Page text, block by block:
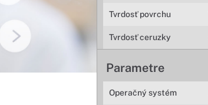
Tvrdosť povrchu
Tvrdosť ceruzky
Parametre
Operačný systém